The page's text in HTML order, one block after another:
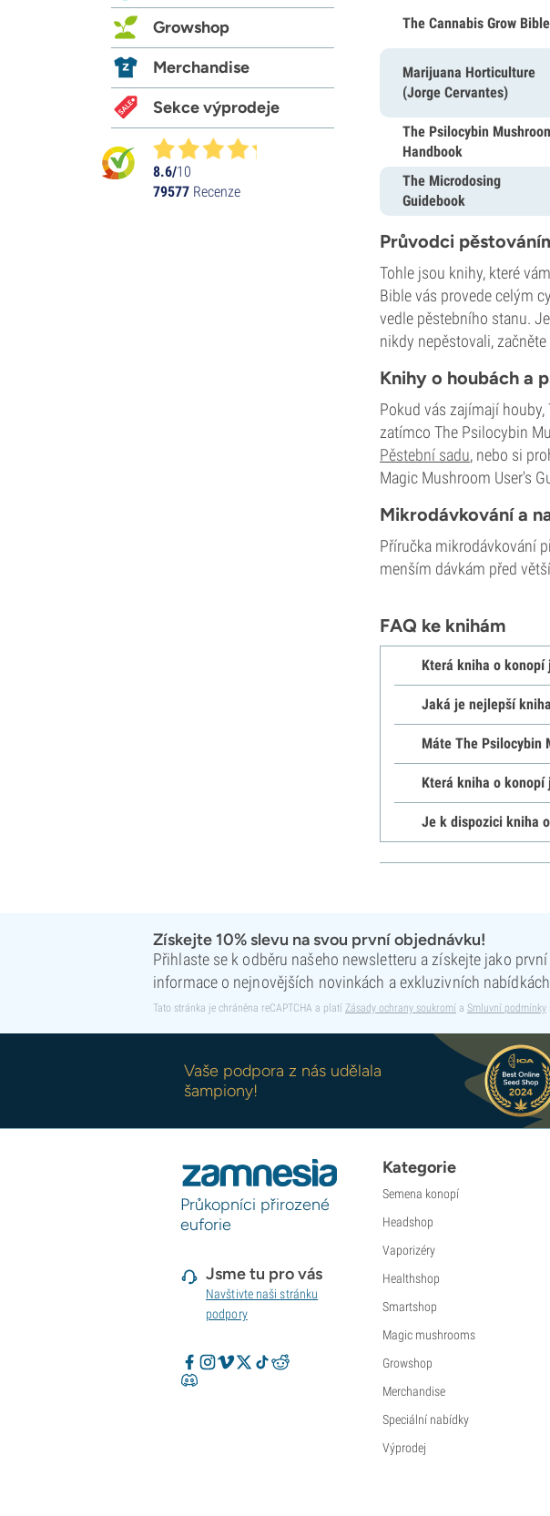
The Cannabis Grow Bible
Marijuana Horticulture
(Jorge Cervantes)
The Psilocybin
Handbook
The Microdosing
Guidebook
Průvodci
Tohle jsou knihy, které
Bible vás provede celým
vedle pěstebního stanu.
nikdy nepěstovali,
Knihy o houbách a
Pokud vás zajímají
zatímco The Psilocybin
Pěstební sadu, nebo si
Magic Mushroom User's
Mikrodávkování a
Příručka mikrodávkování
menším dávkám před
FAQ ke knihám
Která kniha o
Jaká je nejlepší
Máte The Psilocybin
Která kniha o konopí
Je k dispozici kniha
Growshop
Merchandise
Sekce výprodeje
8.6/10
79577 Recenze
Získejte 10% slevu na svou první objednávku!
Přihlaste se k odběru našeho newsletteru a získejte jako první
informace o nejnovějších novinkách a exkluzivních
Tato stránka je chráněna reCAPTCHA a platí Zásady ochrany soukromí a Smluvní podmínky
Vaše podpora z nás udělala
šampiony!
Průkopníci přirozené
euforie
Jsme tu pro vás
Navštivte naši stránku
podpory
Kategorie
Semena konopí
Headshop
Vaporizéry
Healthshop
Smartshop
Magic mushrooms
Growshop
Merchandise
Speciální nabídky
Výprodej